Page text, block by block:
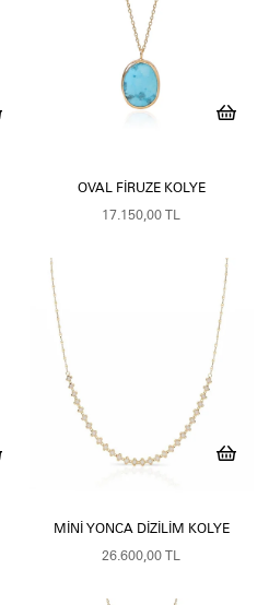
OVAL FIRUZE KOLYE
17.150,00 TL
MINI YONCA DIZILIM KOLYE
26.600,00 TL